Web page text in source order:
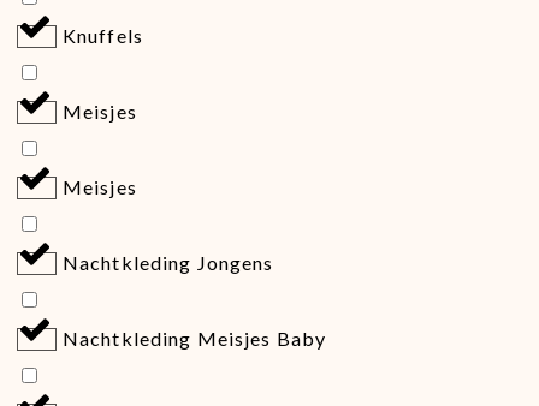
Knuffels
Meisjes
Meisjes
Nachtkleding Jongens
Nachtkleding Meisjes Baby